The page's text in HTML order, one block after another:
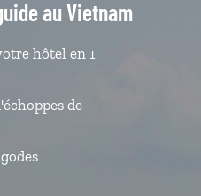
au Vietnam
hôtel en 1
de